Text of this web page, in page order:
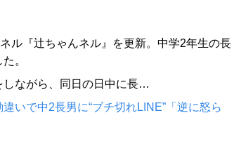
ル『辻ちゃんネル』を更新。中学2年生の長
。
しながら、同日の日中に長…
いで中2長男に“ブチ切れLINE”「逆に怒ら